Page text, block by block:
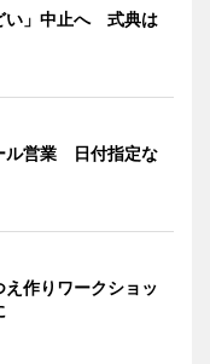
い」中止へ 式典は
ル営業 日付指定な
作りワークショッ